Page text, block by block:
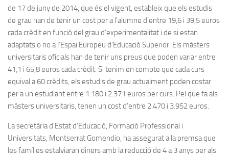
de 17 de juny de 2014, que és el vigent, estableix que els estudis
de grau han de tenir un cost per a l’alumne d’entre 19,6 i 39,5 euros
cada crèdit en funció del grau d’experimentalitat i de si estan
adaptats o no a l’Espai Europeu d’Educació Superior. Els màsters
universitaris oficials han de tenir uns preus que poden variar entre
41,1 i 65,8 euros cada crèdit. Si tenim en compte que cada curs
equival a 60 crèdits, els estudis de grau actualment poden costar
per a un estudiant entre 1.180 i 2.371 euros per curs. Pel que fa als
màsters universitaris, tenen un cost d’entre 2.470 i 3.952 euros.
La secretària d’Estat d’Educació, Formació Professional i
Universitats, Montserrat Gomendio, ha assegurat a la premsa que
les famílies estalviaran diners amb la reducció de 4 a 3 anys per als